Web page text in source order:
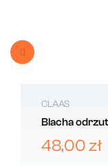
CLAAS
Blacha
608548
48,00 zł